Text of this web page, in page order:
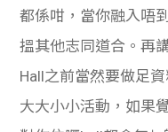
都係咁，當你融入唔
搵其他志同道合。再
Hall之前當然要做足
大大小小活動，如果